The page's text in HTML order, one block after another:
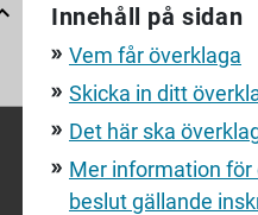
Innehåll på sidan
double_arrow Vem får överklaga
double_arrow Skicka in ditt
double_arrow Det här ska
double_arrow Mer information för
beslut gällande